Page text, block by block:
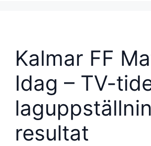
Kalmar FF
Idag – TV-
resultat